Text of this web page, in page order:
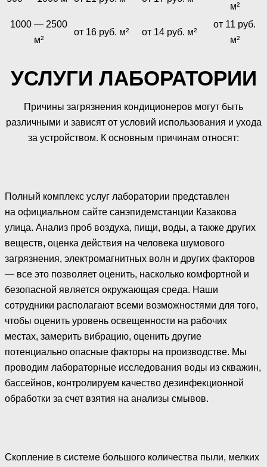
м²
1000 — 2500
м²
от 16 руб. м² от 14 руб. м²
от 11 руб.
м²
УСЛУГИ ЛАБОРАТОРИИ
Причины загрязнения кондиционеров могут быть
различными и зависят от условий использования и ухода
за устройством. К основным причинам относят:
Полный комплекс услуг лаборатории представлен
на официальном сайте санэпидемстанции Казакова
улица. Анализ проб воздуха, пищи, воды, а также других
веществ, оценка действия на человека шумового
загрязнения, электромагнитных волн и других факторов
— все это позволяет оценить, насколько комфортной и
безопасной является окружающая среда. Наши
сотрудники располагают всеми возможностями для того,
чтобы оценить уровень освещенности на рабочих
местах, замерить вибрацию, оценить другие
потенциально опасные факторы на производстве. Мы
проводим лабораторные исследования воды из скважин,
бассейнов, контролируем качество дезинфекционной
обработки за счет взятия на анализы смывов.
Скопление в системе большого количества пыли, мелких